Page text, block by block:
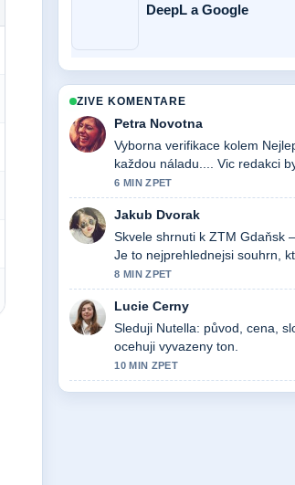
DeepL a Google
ZIVE KOMENTARE
Petra Novotna
Vyborna verifikace kolem
každou náladu.... Vic redakci
6 MIN ZPET
Jakub Dvorak
Skvele shrnuti k ZTM Gdaňsk
Je to nejprehlednejsi souhrn,
8 MIN ZPET
Lucie Cerny
Sleduji Nutella: původ, cena,
ocehuji vyvazeny ton.
10 MIN ZPET